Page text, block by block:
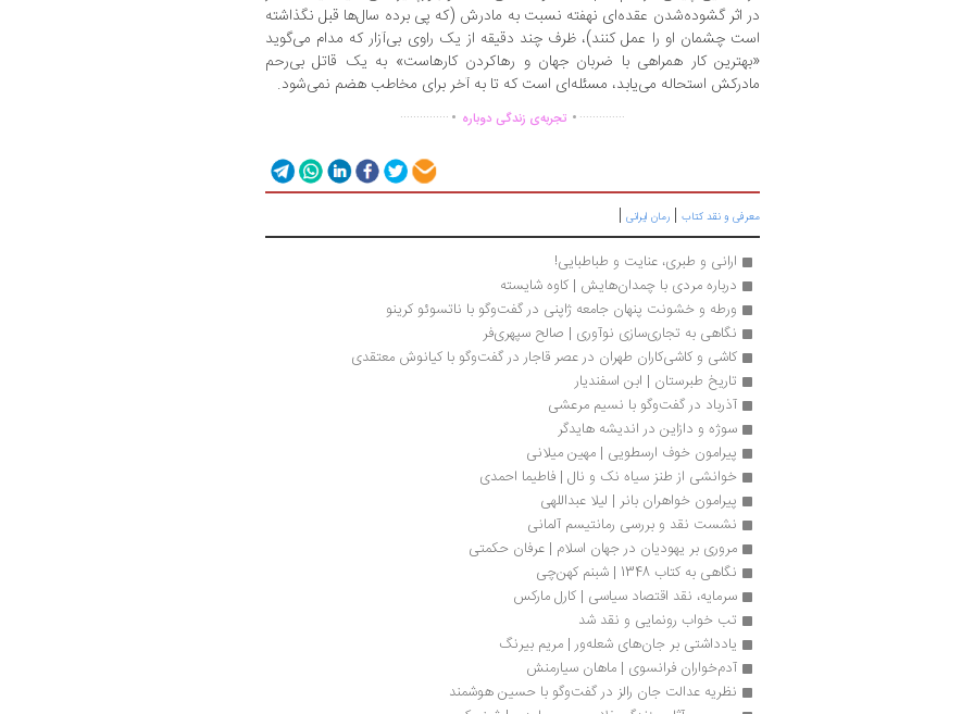
در اثر گشوده‌شدن عقده‌ای نهفته نسبت به مادرش (که پی برده سال‌ها قبل نگذاشته
است چشمان او را عمل کنند)، ظرف چند دقیقه از یک راوی بی‌آزار که مدام می‌گوید
«بهترین کار همراهی با ضربان جهان و رها‌کردن کارهاست» به یک قاتل بی‌رحم
مادرکش استحاله می‌یابد، مسئله‌ای است که تا به آخر برای مخاطب هضم نمی‌شود.
................ تجربه‌ی زندگی دوباره ...............
معرفی و نقد کتاب | رمان ایرانی |
ارانی و طبری، عنایت و طباطبایی!
درباره مردی با چمدان‌هایش | کاوه شایسته
ورطه و خشونت پنهان جامعه ژاپنی در گفت‌وگو با ناتسوئو کرینو
نگاهی به تجاری‌سازی نوآوری | صالح سپهری‌فر
کاشی و کاشی‌کاران طهران در عصر قاجار در گفت‌وگو با کیانوش معتقدی
تاریخ طبرستان | ابن اسفندیار
آذرباد در گفت‌وگو با نسیم مرعشی
سوژه و دازاین در اندیشه هایدگر
پیرامون خوف ارسطویی | مهین میلانی
خوانشی از طنز سیاه نک و نال | فاطیما احمدی
پیرامون خواهران بانر | لیلا عبداللهی
نشست نقد و بررسی رمانتیسم آلمانی
مروری بر یهودیان در جهان اسلام | عرفان حکمتی
نگاهی به کتاب 1348 | شبنم کهن‌چی
سرمایه، نقد اقتصاد سیاسی | کارل مارکس
تب خواب رونمایی و نقد شد
یادداشتی بر جان‌های شعله‌ور | مریم بیرنگ
آدم‌خواران فرانسوی | ماهان سیارمنش
نظریه عدالت جان رالز در گفت‌وگو با حسین هوشمند